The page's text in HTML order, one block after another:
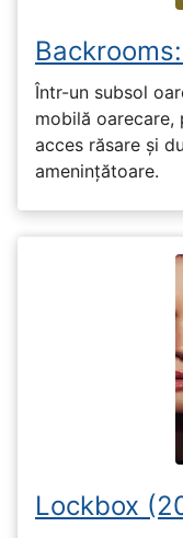
Într-un subsol
mobilă oarecare,
acces răsare și
amenințătoare.
Lockbox